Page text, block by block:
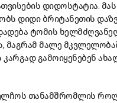
დიდოსტატია. მას
დიდი ბრიტანეთის
ტომის
მაგრამ მალე
გამოიყენებენ
თანამშრომლის